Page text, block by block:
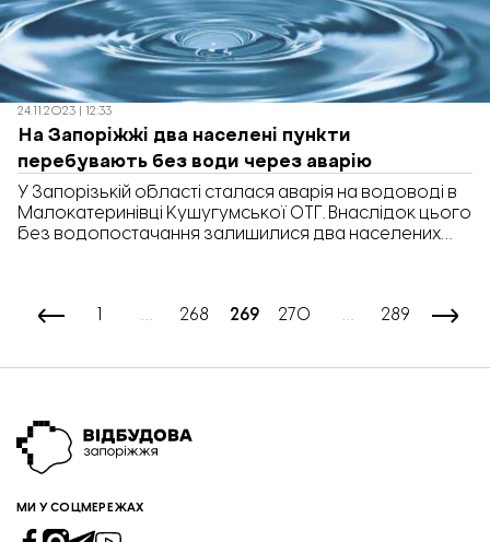
24.11.2023 | 12:33
На Запоріжжі два населені пункти
перебувають без води через аварію
У Запорізькій області сталася аварія на водоводі в
Малокатеринівці Кушугумської ОТГ. Внаслідок цього
без водопостачання залишилися два населених
ситуацію спеціалісти КП “Облводоканал” не змогли
… 268 269 270 … 289
МИ У СОЦМЕРЕЖАХ